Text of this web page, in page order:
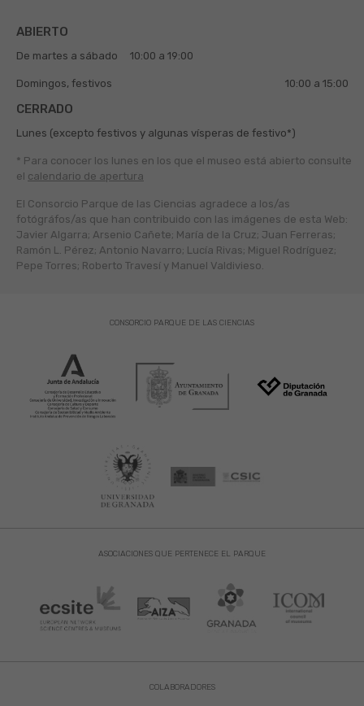
ABIERTO
De martes a sábado 10:00 a 19:00
Domingos, festivos 10:00 a 15:00
CERRADO
Lunes (excepto festivos y algunas vísperas de festivo*)
* Para conocer los lunes en los que el museo está abierto consulte
el calendario de apertura
El Consorcio Parque de las Ciencias agradece a los/as
fotógráfos/as que han contribuido con las imágenes de esta Web:
Javier Algarra; Arsenio Cañete; María de la Cruz; Juan Ferreras;
Ramón L. Pérez; Antonio Navarro; Lucía Rivas; Miguel Rodríguez;
Pepe Torres; Roberto Travesí y Manuel Valdivieso.
ASOCIACIONES QUE PERTENECE EL PARQUE
CONSORCIO PARQUE DE LAS CIENCIAS
COLABORADORES